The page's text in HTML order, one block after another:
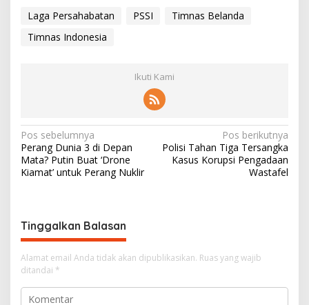
Laga Persahabatan PSSI
Timnas Belanda
Timnas Indonesia
Ikuti Kami
N
a
v
g
a
s
i
p
Pos sebelumnya
Perang Dunia 3 di Depan
Mata? Putin Buat ‘Drone
Kiamat’ untuk Perang Nuklir
Pos berikutnya
Polisi Tahan Tiga Tersangka
Kasus Korupsi Pengadaan
Wastafel
Tinggalkan Balasan
Alamat email Anda tidak akan dipublikasikan. Ruas yang wajib
ditandai *